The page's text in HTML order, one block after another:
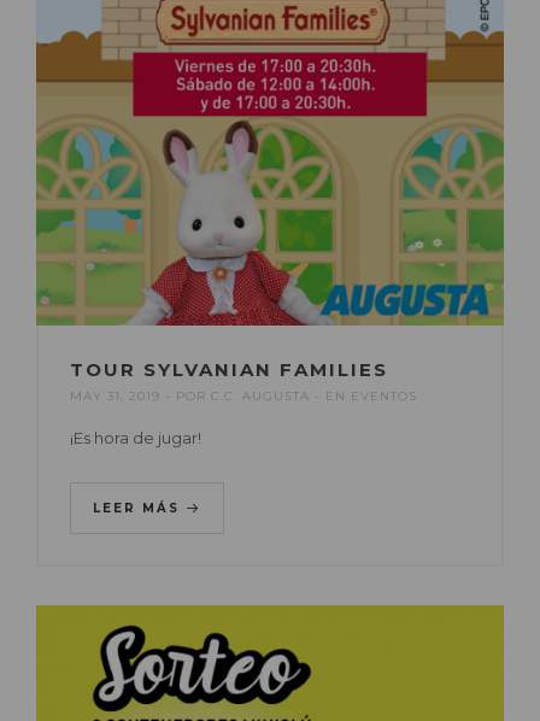
TOUR SYLVANIAN FAMILIES
MAY 31, 2019 POR C.C. AUGUSTA EN EVENTOS
¡Es hora de jugar!
LEER MÁS